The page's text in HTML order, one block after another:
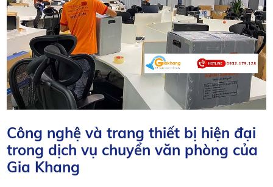
Công nghệ và trang thiết bị⁢ hiện đại⁢
trong dịch vụ chuyển‌ văn phòng của
Gia Khang